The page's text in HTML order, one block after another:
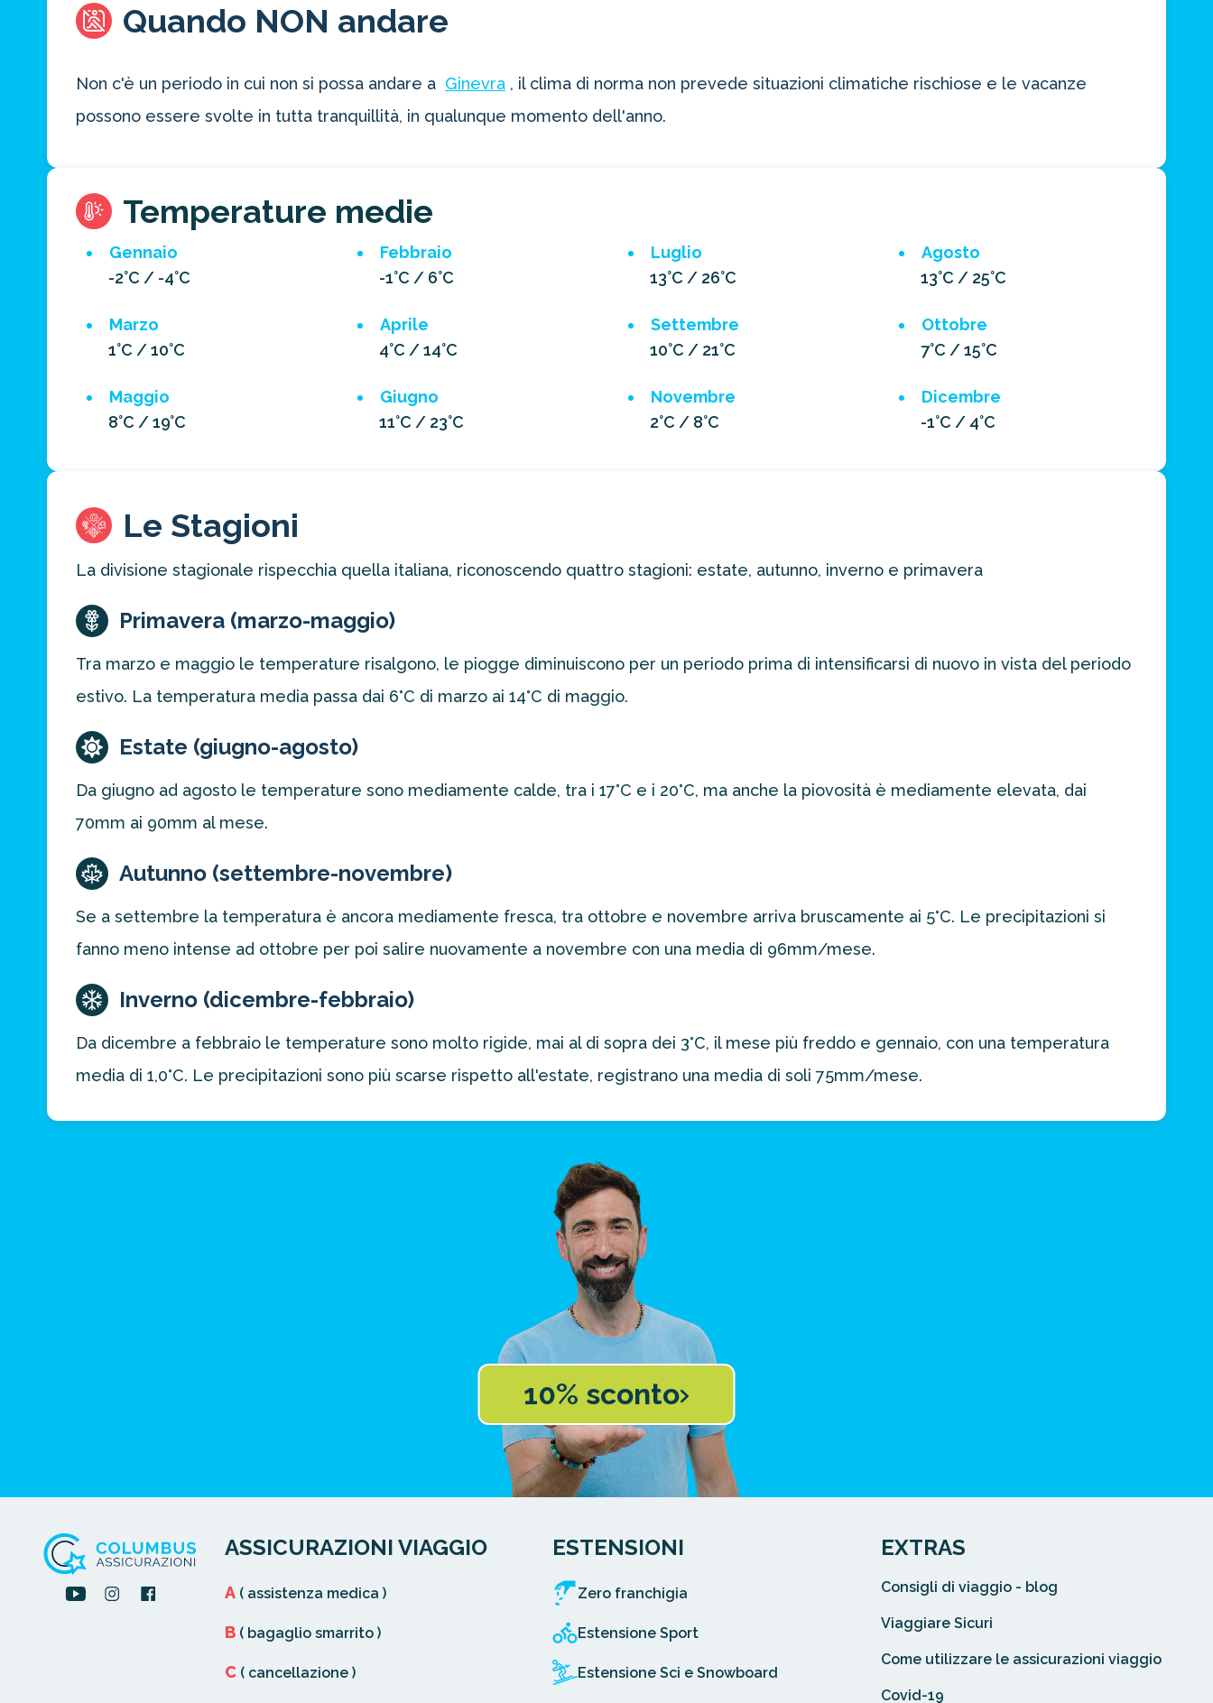
Quando NON andare
Non c'è un periodo in cui non si possa andare a Ginevra , il clima di norma non prevede situazioni climatiche rischiose e le vacanze
possono essere svolte in tutta tranquillità, in qualunque momento dell'anno.
Temperature medie
Gennaio
-2°C / -4°C
Febbraio
-1°C / 6°C
Marzo
1°C / 10°C
Aprile
4°C / 14°C
Maggio
8°C / 19°C
Giugno
11°C / 23°C
Luglio
13°C / 26°C
Agosto
13°C / 25°C
Settembre
10°C / 21°C
Ottobre
7°C / 15°C
Novembre
2°C / 8°C
Dicembre
-1°C / 4°C
Le Stagioni
La divisione stagionale rispecchia quella italiana, riconoscendo quattro stagioni: estate, autunno, inverno e primavera
Primavera (marzo-maggio)
Tra marzo e maggio le temperature risalgono, le piogge diminuiscono per un periodo prima di intensificarsi di nuovo in vista del periodo
estivo. La temperatura media passa dai 6°C di marzo ai 14°C di maggio.
Estate (giugno-agosto)
Da giugno ad agosto le temperature sono mediamente calde, tra i 17°C e i 20°C, ma anche la piovosità è mediamente elevata, dai
70mm ai 90mm al mese.
Autunno (settembre-novembre)
Se a settembre la temperatura è ancora mediamente fresca, tra ottobre e novembre arriva bruscamente ai 5°C. Le precipitazioni si
fanno meno intense ad ottobre per poi salire nuovamente a novembre con una media di 96mm/mese.
Inverno (dicembre-febbraio)
Da dicembre a febbraio le temperature sono molto rigide, mai al di sopra dei 3°C, il mese più freddo e gennaio, con una temperatura
media di 1,0°C. Le precipitazioni sono più scarse rispetto all'estate, registrano una media di soli 75mm/mese.
10% sconto
ASSICURAZIONI VIAGGIO
A( assistenza medica )
B( bagaglio smarrito )
C( cancellazione )
ESTENSIONI
Zero franchigia
Estensione Sport
Estensione Sci e Snowboard
EXTRAS
Consigli di viaggio - blog
Viaggiare Sicuri
Come utilizzare le assicurazioni viaggio
Covid-19